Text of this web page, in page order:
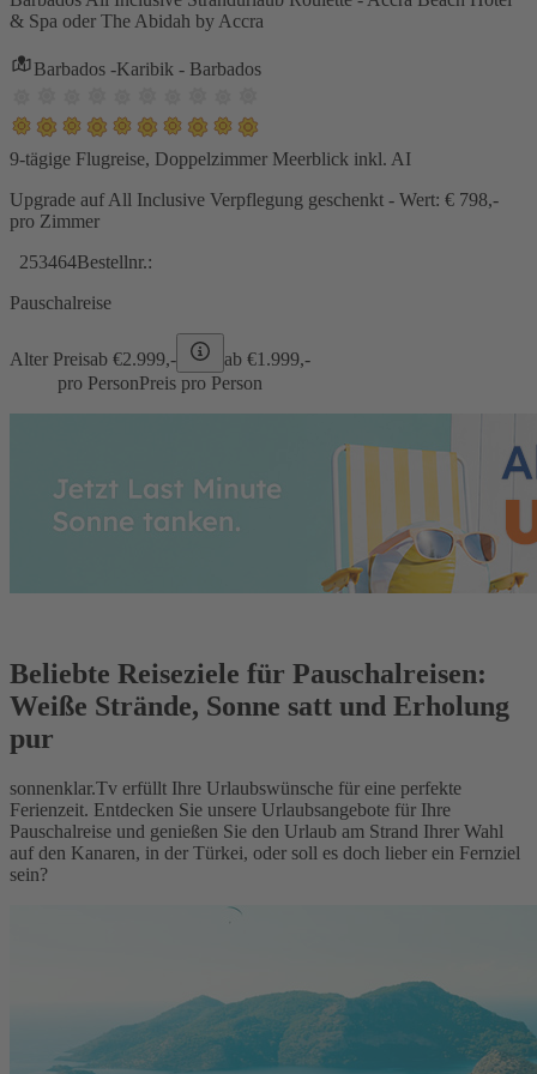
& Spa oder The Abidah by Accra
Barbados -Karibik - Barbados
9-tägige Flugreise, Doppelzimmer Meerblick inkl. AI
Upgrade auf All Inclusive Verpflegung geschenkt - Wert: € 798,-
pro Zimmer
253464Bestellnr.:
Pauschalreise
Alter Preisab €2.999,- ab €1.999,-
pro PersonPreis pro Person
Beliebte Reiseziele für Pauschalreisen:
Weiße Strände, Sonne satt und Erholung
pur
sonnenklar.Tv erfüllt Ihre Urlaubswünsche für eine perfekte
Ferienzeit. Entdecken Sie unsere Urlaubsangebote für Ihre
Pauschalreise und genießen Sie den Urlaub am Strand Ihrer Wahl
auf den Kanaren, in der Türkei, oder soll es doch lieber ein Fernziel
sein?